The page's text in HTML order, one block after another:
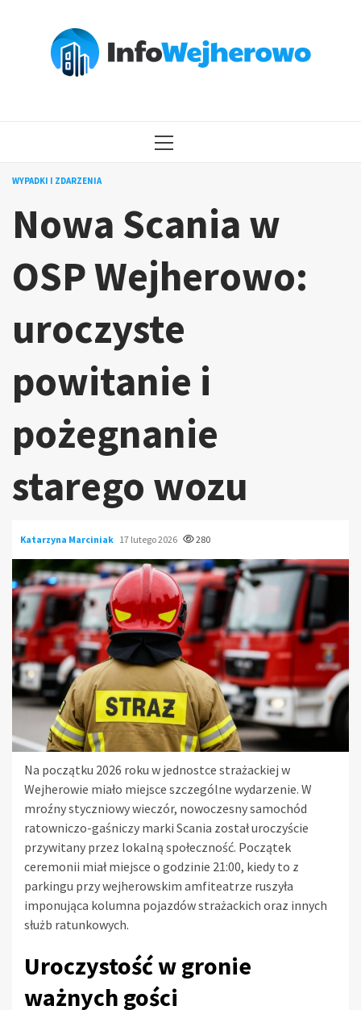
MENU
WYPADKI I ZDARZENIA
Nowa Scania w
OSP Wejherowo:
uroczyste
powitanie i
pożegnanie
starego wozu
Katarzyna Marciniak 17 lutego 2026 280
Na początku 2026 roku w jednostce strażackiej w
Wejherowie miało miejsce szczególne wydarzenie. W
mroźny styczniowy wieczór, nowoczesny samochód
ratowniczo-gaśniczy marki Scania został uroczyście
przywitany przez lokalną społeczność. Początek
ceremonii miał miejsce o godzinie 21:00, kiedy to z
parkingu przy wejherowskim amfiteatrze ruszyła
imponująca kolumna pojazdów strażackich oraz innych
służb ratunkowych.
Uroczystość w gronie
ważnych gości